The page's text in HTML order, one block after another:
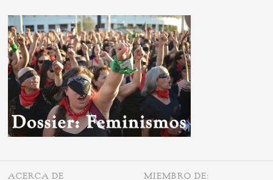
ACERCA DE MIEMBRO DE: